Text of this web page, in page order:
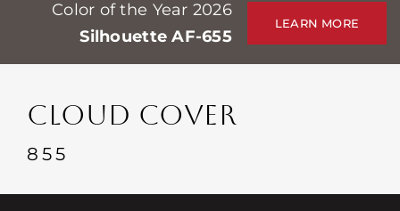
Professionals
Stores
События
Связаться с
Color of the Year 2026
Silhouette AF-655
LEARN MORE
CLOUD COVER
855